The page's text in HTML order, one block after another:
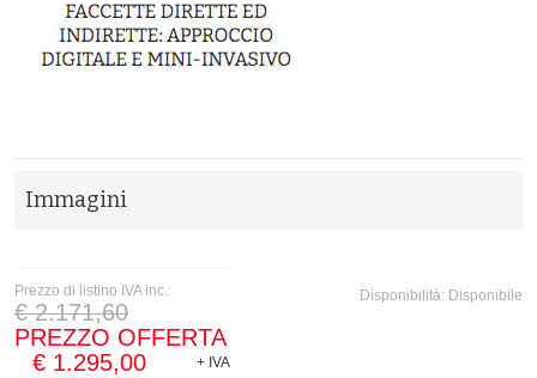
Immagini
Disponibilità: Disponibile
Prezzo di listino IVA inc.:
€ 2.171,60
PREZZO OFFERTA
+ IVA
€ 1.295,00